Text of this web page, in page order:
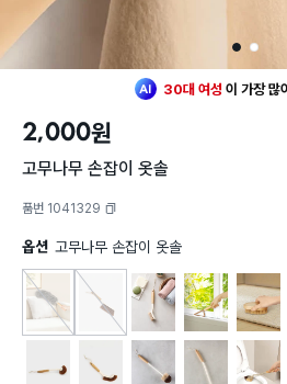
1 2
최근 한달129명이
2,000원
고무나무 손잡이 옷솔
품번 1041329
옵션 고무나무 손잡이 옷솔
고무나무 먼지떨이 (기본형)
고무나무 손잡이 빗자루
고무나무 바닥 청소솔
고무나무 창틀솔
고무나